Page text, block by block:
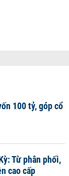
100 tỷ, góp cổ
Từ phân phối,
cao cấp